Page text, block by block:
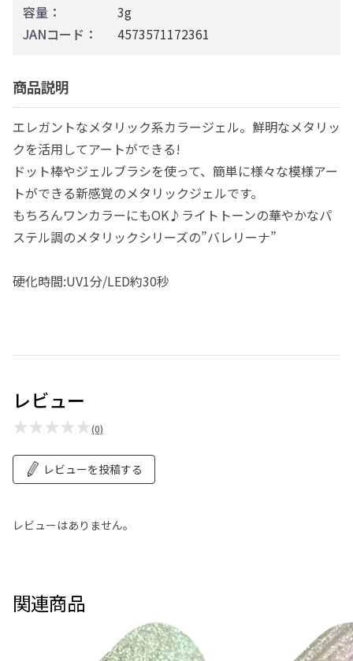
容量：
3g
JANコード：
4573571172361
商品説明
エレガントなメタリック系カラージェル。鮮明なメタリッ
クを活用してアートができる!
ドット棒やジェルブラシを使って、簡単に様々な模様アー
トができる新感覚のメタリックジェルです。
もちろんワンカラーにもOK♪ライトトーンの華やかなパ
ステル調のメタリックシリーズの”バレリーナ”
硬化時間:UV1分/LED約30秒
レビュー
★★★★★(0)
レビューを投稿する
レビューはありません。
関連商品